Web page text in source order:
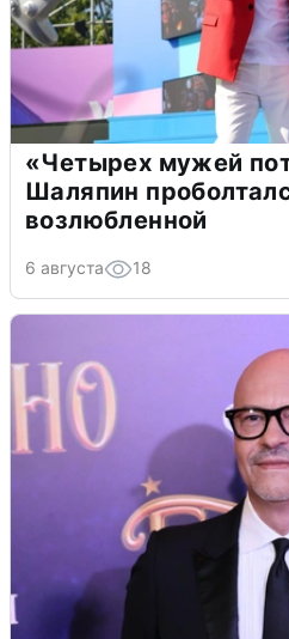
«Четырех мужей
Шаляпин
возлюбленной
6 августа 18